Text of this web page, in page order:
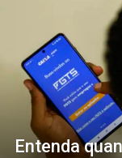
Entenda